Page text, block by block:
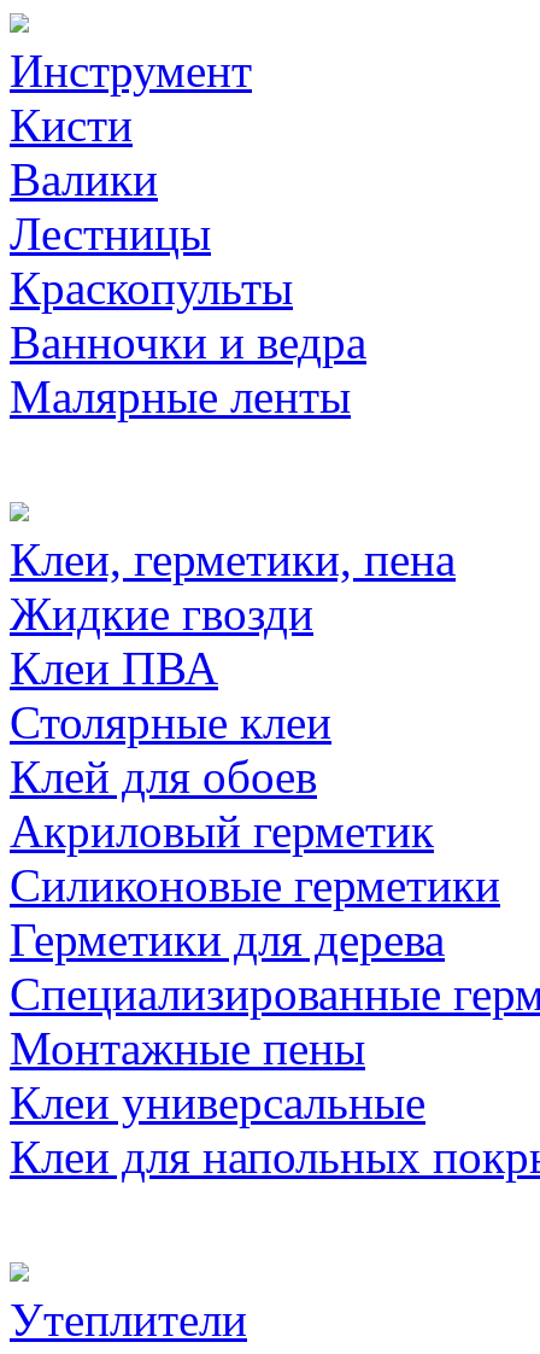
Инструмент
Кисти
Валики
Лестницы
Краскопульты
Ванночки и ведра
Малярные ленты
Клеи, герметики, пена
Жидкие гвозди
Клеи ПВА
Столярные клеи
Клей для обоев
Акриловый герметик
Силиконовые герметики
Герметики для дерева
Специализированные
Монтажные пены
Клеи универсальные
Клеи для напольных
Утеплители